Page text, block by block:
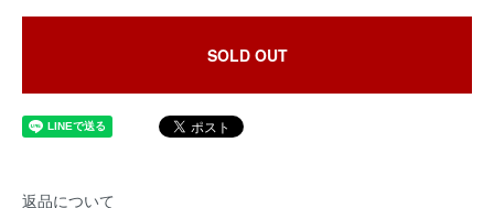
SOLD OUT
返品について